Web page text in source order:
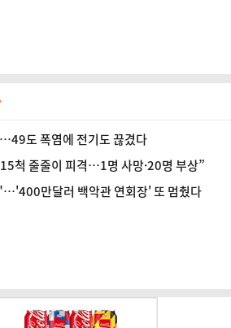
도 폭염에 전기도 끊겼다
척 줄줄이 피격…1명 사망·20명 부상”
만달러 백악관 연회장' 또 멈췄다